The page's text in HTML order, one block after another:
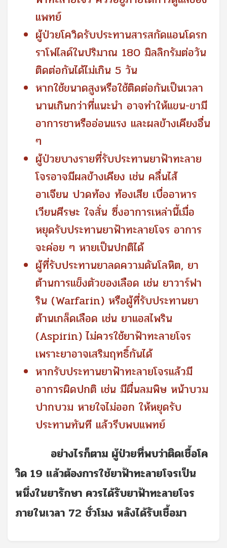
แพทย์
ผู้ป่วยโควิดรับประทานสารสกัดแอนโดรก
ราโฟไลด์ในปริมาณ 180 มิลลิกรัมต่อวัน
ติดต่อกันได้ไม่เกิน 5 วัน
หากใช้ขนาดสูงหรือใช้ติดต่อกันเป็นเวลา
นานเกินกว่าที่แนะนํา อาจทําให้แขน-ขามี
อาการชาหรืออ่อนแรง และผลข้างเคียงอื่น
ๆ
ผู้ป่วยบางรายที่รับประทานยาฟ้าทะลาย
โจรอาจมีผลข้างเคียง เช่น คลื่นไส้
อาเจียน ปวดท้อง ท้องเสีย เบื่ออาหาร
เวียนศีรษะ ใจสั่น ซึ่งอาการเหล่านี้เมื่อ
หยุดรับประทานยาฟ้าทะลายโจร อาการ
จะค่อย ๆ หายเป็นปกติได้
ผู้ที่รับประทานยาลดความดันโลหิต, ยา
ต้านการแข็งตัวของเลือด เช่น ยาวาร์ฟา
ริน (Warfarin) หรือผู้ที่รับประทานยา
ต้านเกล็ดเลือด เช่น ยาแอสไพริน
(Aspirin) ไม่ควรใช้ยาฟ้าทะลายโจร
เพราะยาอาจเสริมฤทธิ์กันได้
หากรับประทานยาฟ้าทะลายโจรแล้วมี
อาการผิดปกติ เช่น มีผื่นลมพิษ หน้าบวม
ปากบวม หายใจไม่ออก ให้หยุดรับ
ประทานทันที แล้วรีบพบแพทย์
อย่างไรก็ตาม ผู้ป่วยที่พบว่าติดเชื้อโค
วิด 19 แล้วต้องการใช้ยาฟ้าทะลายโจรเป็น
หนึ่งในยารักษา ควรได้รับยาฟ้าทะลายโจร
ภายในเวลา 72 ชั่วโมง หลังได้รับเชื้อมา